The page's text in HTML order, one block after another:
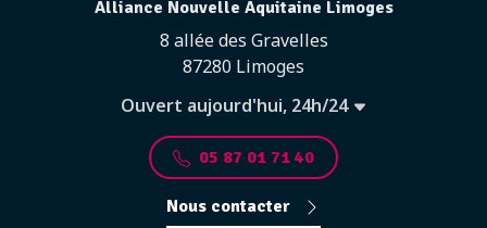
Alliance Nouvelle Aquitaine Limoges
8 allée des Gravelles
87280 Limoges
Ouvert aujourd'hui, 24h/24
05 87 01 71 40
Nous contacter